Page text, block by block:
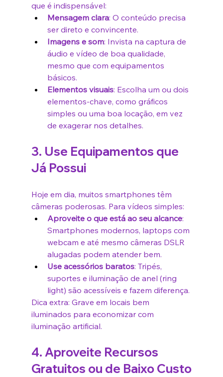
que é indispensável:
Mensagem clara: O conteúdo precisa
ser direto e convincente.
Imagens e som: Invista na captura de
áudio e vídeo de boa qualidade,
mesmo que com equipamentos
básicos.
Elementos visuais: Escolha um ou dois
elementos-chave, como gráficos
simples ou uma boa locação, em vez
de exagerar nos detalhes.
3. Use Equipamentos que
Já Possui
Hoje em dia, muitos smartphones têm
câmeras poderosas. Para vídeos simples:
Aproveite o que está ao seu alcance:
Smartphones modernos, laptops com
webcam e até mesmo câmeras DSLR
alugadas podem atender bem.
Use acessórios baratos: Tripés,
suportes e iluminação de anel (ring
light) são acessíveis e fazem diferença.
Dica extra: Grave em locais bem
iluminados para economizar com
iluminação artificial.
4. Aproveite Recursos
Gratuitos ou de Baixo Custo